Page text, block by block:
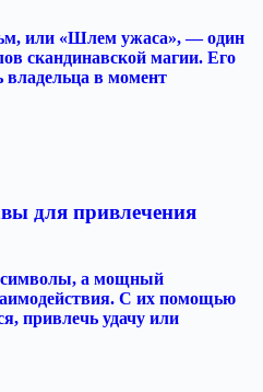
или «Шлем ужаса», — один
скандинавской магии. Его
владельца в момент
для привлечения
символы, а мощный
С их помощью
привлечь удачу или